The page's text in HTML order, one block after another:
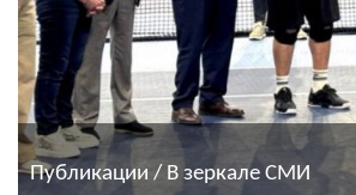
Публикации / В зеркале СМИ